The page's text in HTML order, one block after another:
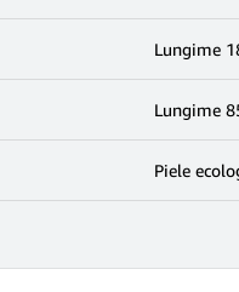
Lungime
Lungime
Piele